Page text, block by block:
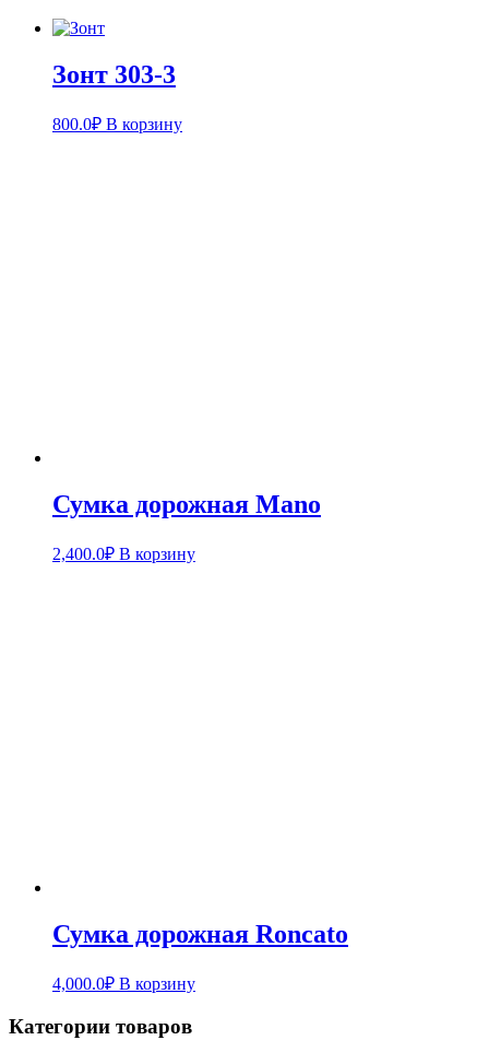
Зонт 303-3
800.0₽ В корзину
Сумка дорожная Mano
2,400.0₽ В корзину
Сумка дорожная Roncato
4,000.0₽ В корзину
Категории товаров